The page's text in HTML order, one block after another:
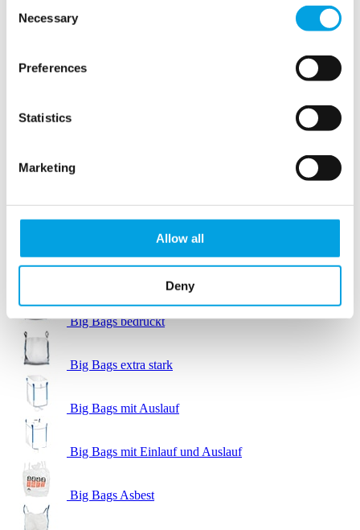
Selection
Necessary
Preferences
Statistics
Marketing
Allow all
Deny
Arbeitshandschuhe
Bodenmarkierung
Big Bags bedruckt
Big Bags extra stark
Big Bags mit Auslauf
Big Bags mit Einlauf und Auslauf
Big Bags Asbest